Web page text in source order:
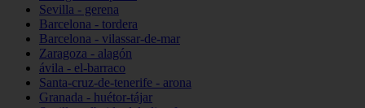
Sevilla - gerena
Barcelona - tordera
Barcelona - vilassar-de-mar
Zaragoza - alagón
ávila - el-barraco
Santa-cruz-de-tenerife - arona
Granada - huétor-tájar